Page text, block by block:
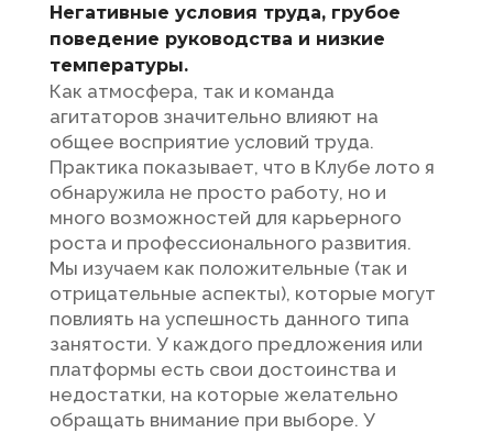
Негативные условия труда, грубое
поведение руководства и низкие
температуры.
Как атмосфера, так и команда
агитаторов значительно влияют на
общее восприятие условий труда.
Практика показывает, что в Клубе лото я
обнаружила не просто работу, но и
много возможностей для карьерного
роста и профессионального развития.
Мы изучаем как положительные (так и
отрицательные аспекты), которые могут
повлиять на успешность данного типа
занятости. У каждого предложения или
платформы есть свои достоинства и
недостатки, на которые желательно
обращать внимание при выборе. У